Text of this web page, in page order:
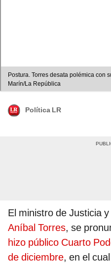
Postura. Torres desata polémica con
Marín/La República
Política LR
El ministro de Justicia
Aníbal Torres, se
hizo público Cuarto
de diciembre, en el